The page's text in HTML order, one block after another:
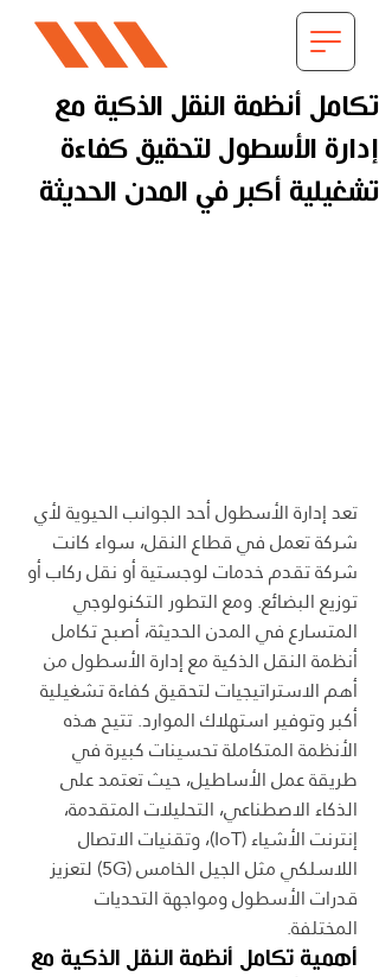
تكامل أنظمة النقل الذكية مع
إدارة الأسطول لتحقيق كفاءة
تشغيلية أكبر في المدن الحديثة
تعد إدارة الأسطول أحد الجوانب الحيوية لأي
شركة تعمل في قطاع النقل، سواء كانت
شركة تقدم خدمات لوجستية أو نقل ركاب أو
توزيع البضائع. ومع التطور التكنولوجي
المتسارع في المدن الحديثة، أصبح تكامل
أنظمة النقل الذكية مع إدارة الأسطول من
أهم الاستراتيجيات لتحقيق كفاءة تشغيلية
أكبر وتوفير استهلاك الموارد. تتيح هذه
الأنظمة المتكاملة تحسينات كبيرة في
طريقة عمل الأساطيل، حيث تعتمد على
الذكاء الاصطناعي، التحليلات المتقدمة،
إنترنت الأشياء (IoT)، وتقنيات الاتصال
اللاسلكي مثل الجيل الخامس (5G) لتعزيز
قدرات الأسطول ومواجهة التحديات
المختلفة.
أهمية تكامل أنظمة النقل الذكية مع